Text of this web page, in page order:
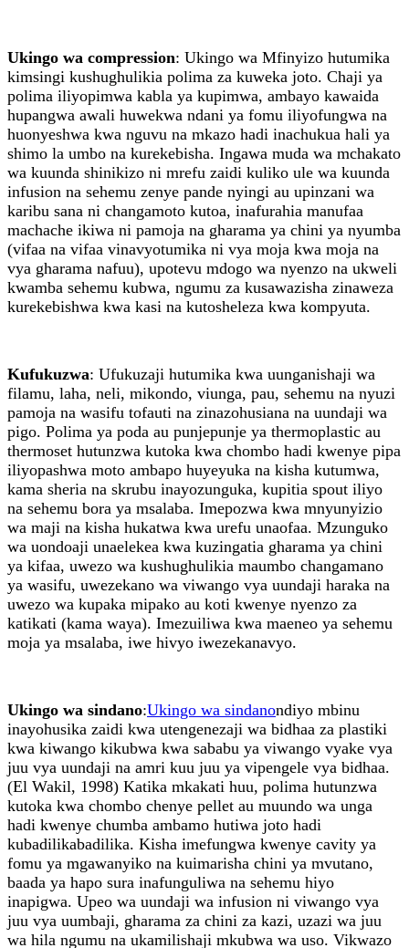
Ukingo wa compression: Ukingo wa Mfinyizo hutumika
kimsingi kushughulikia polima za kuweka joto. Chaji ya
polima iliyopimwa kabla ya kupimwa, ambayo kawaida
hupangwa awali huwekwa ndani ya fomu iliyofungwa na
huonyeshwa kwa nguvu na mkazo hadi inachukua hali ya
shimo la umbo na kurekebisha. Ingawa muda wa mchakato
wa kuunda shinikizo ni mrefu zaidi kuliko ule wa kuunda
infusion na sehemu zenye pande nyingi au upinzani wa
karibu sana ni changamoto kutoa, inafurahia manufaa
machache ikiwa ni pamoja na gharama ya chini ya nyumba
(vifaa na vifaa vinavyotumika ni vya moja kwa moja na
vya gharama nafuu), upotevu mdogo wa nyenzo na ukweli
kwamba sehemu kubwa, ngumu za kusawazisha zinaweza
kurekebishwa kwa kasi na kutosheleza kwa kompyuta.
Kufukuzwa: Ufukuzaji hutumika kwa uunganishaji wa
filamu, laha, neli, mikondo, viunga, pau, sehemu na nyuzi
pamoja na wasifu tofauti na zinazohusiana na uundaji wa
pigo. Polima ya poda au punjepunje ya thermoplastic au
thermoset hutunzwa kutoka kwa chombo hadi kwenye pipa
iliyopashwa moto ambapo huyeyuka na kisha kutumwa,
kama sheria na skrubu inayozunguka, kupitia spout iliyo
na sehemu bora ya msalaba. Imepozwa kwa mnyunyizio
wa maji na kisha hukatwa kwa urefu unaofaa. Mzunguko
wa uondoaji unaelekea kwa kuzingatia gharama ya chini
ya kifaa, uwezo wa kushughulikia maumbo changamano
ya wasifu, uwezekano wa viwango vya uundaji haraka na
uwezo wa kupaka mipako au koti kwenye nyenzo za
katikati (kama waya). Imezuiliwa kwa maeneo ya sehemu
moja ya msalaba, iwe hivyo iwezekanavyo.
Ukingo wa sindano:Ukingo wa sindanondiyo mbinu
inayohusika zaidi kwa utengenezaji wa bidhaa za plastiki
kwa kiwango kikubwa kwa sababu ya viwango vyake vya
juu vya uundaji na amri kuu juu ya vipengele vya bidhaa.
(El Wakil, 1998) Katika mkakati huu, polima hutunzwa
kutoka kwa chombo chenye pellet au muundo wa unga
hadi kwenye chumba ambamo hutiwa joto hadi
kubadilikabadilika. Kisha imefungwa kwenye cavity ya
fomu ya mgawanyiko na kuimarisha chini ya mvutano,
baada ya hapo sura inafunguliwa na sehemu hiyo
inapigwa. Upeo wa uundaji wa infusion ni viwango vya
juu vya uumbaji, gharama za chini za kazi, uzazi wa juu
wa hila ngumu na ukamilishaji mkubwa wa uso. Vikwazo